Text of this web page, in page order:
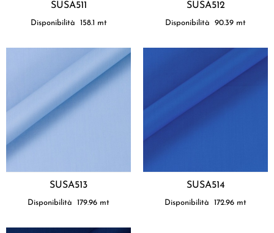
SUSA511
Disponibilità 158.1 mt
SUSA512
Disponibilità 90.39 mt
SUSA513
Disponibilità 179.96 mt
SUSA514
Disponibilità 172.96 mt